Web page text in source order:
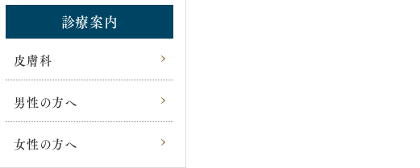
診療案内
皮膚科
男性の方へ
女性の方へ